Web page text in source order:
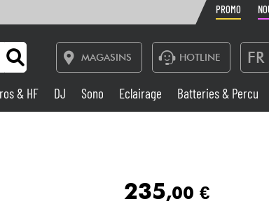
PROMO
MAGASINS HOTLINE FR
Belgique
België
Nederland
Sono
& HF DJ Sono Eclairage
Batteries & Percu
235,00 €